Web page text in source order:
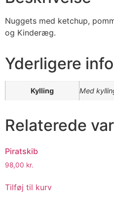
Nuggets med ketchup,
og Kinderæg.
Yderligere
Kylling Med
Relaterede
Piratskib
98,00 kr.
Tilføj til kurv